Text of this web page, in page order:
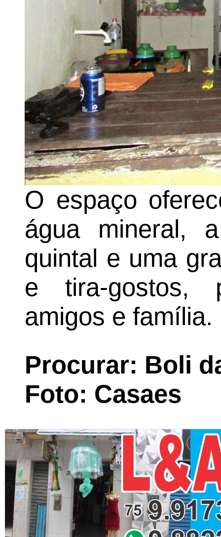
O espaço
água mineral,
quintal e uma
e tira-gostos,
amigos e família.
Procurar: Boli
Foto: Casaes